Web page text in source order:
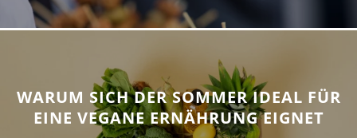
WARUM SICH DER SOMMER IDEAL FÜR
EINE VEGANE ERNÄHRUNG EIGNET